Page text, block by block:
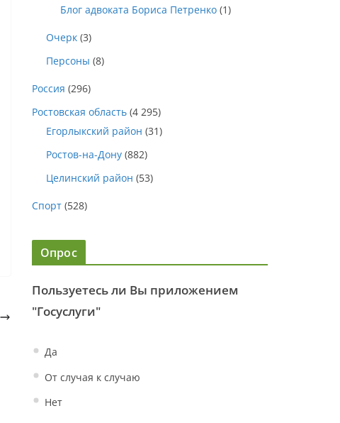
Блог адвоката Бориса Петренко (1)
Очерк (3)
Персоны (8)
Россия (296)
Ростовская область (4 295)
Егорлыкский район (31)
Ростов-на-Дону (882)
Целинский район (53)
Спорт (528)
Опрос
Пользуетесь ли Вы приложением
"Госуслуги"
Да
От случая к случаю
Нет